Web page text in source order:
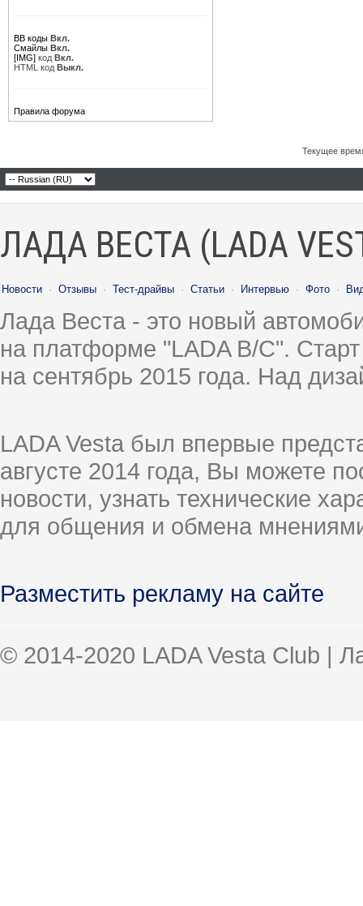
BB коды Вкл.
Смайлы Вкл.
[IMG] код Вкл.
HTML код Выкл.
Правила форума
Текущее
ЛАДА ВЕСТА (LADA
Новости · Отзывы · Тест-драйвы · Статьи · Интервью · Фото ·
Лада Веста - это новый
на платформе "LADA B/C".
на сентябрь 2015 года. Над
LADA Vesta был впервые
августе 2014 года, Вы можете
новости, узнать технические
для общения и обмена
Разместить рекламу на сайте
© 2014-2020 LADA Vesta Club |